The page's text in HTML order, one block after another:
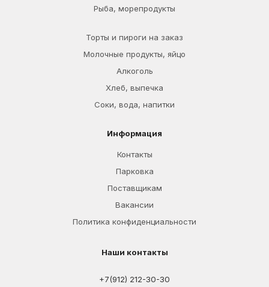
Рыба, морепродукты
Торты и пироги на заказ
Молочные продукты, яйцо
Алкоголь
Хлеб, выпечка
Соки, вода, напитки
Информация
Контакты
Парковка
Поставщикам
Вакансии
Политика конфиденциальности
Наши контакты
+7(912) 212-30-30